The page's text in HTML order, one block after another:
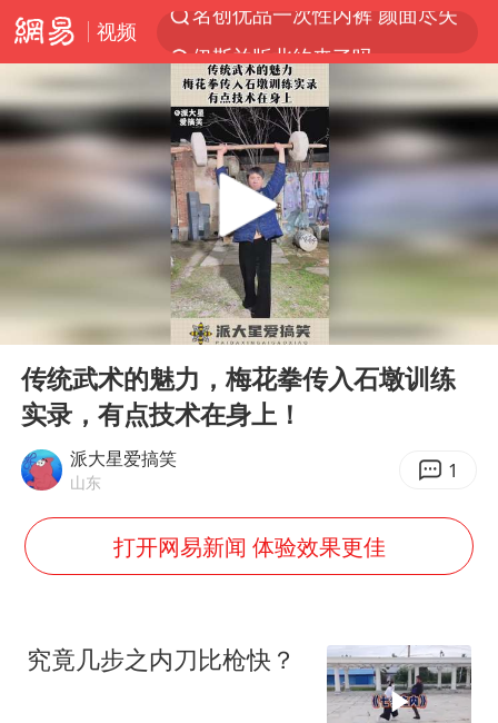
视频
伊斯兰版北约来了吗
香港宏福苑火灾或由烟头引起
网约车司机充电时猝死保险拒赔
中国父女泰国骑摩托车坠崖1死1伤
浙江台州《告全体市民书》
四川宜宾3.4级地震
多所高校取消艺考
上半年国内居民出游人次34.63亿
万岁山接盘烂尾恒大文旅城
薛之谦杭州站演唱会取消
习近平心系体育强国建设
Play
00:14
传统武术的魅力，梅花拳传入石墩训练
实录，有点技术在身上！
派大星爱搞笑
山东 1
打开网易新闻 体验效果更佳
究竟几步之内刀比枪快？